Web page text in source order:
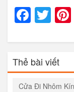
Thẻ bài viết
Cửa Đi Nhôm